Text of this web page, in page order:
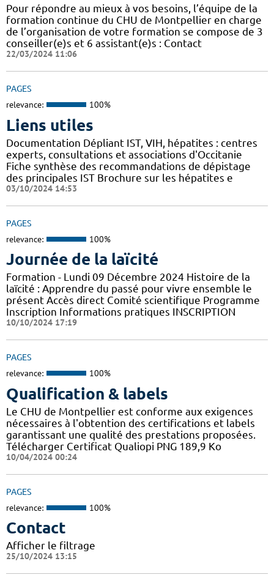
Pour répondre au mieux à vos besoins, l’équipe de la
formation continue du CHU de Montpellier en charge
de l’organisation de votre formation se compose de 3
conseiller(e)s et 6 assistant(e)s : Contact
22/03/2024 11:06
PAGES
relevance: 100%
Liens utiles
Documentation Dépliant IST, VIH, hépatites : centres
experts, consultations et associations d'Occitanie
Fiche synthèse des recommandations de dépistage
des principales IST Brochure sur les hépatites e
03/10/2024 14:53
PAGES
relevance: 100%
Journée de la laïcité
Formation - Lundi 09 Décembre 2024 Histoire de la
laïcité : Apprendre du passé pour vivre ensemble le
présent Accès direct Comité scientifique Programme
Inscription Informations pratiques ​INSCRIPTION
10/10/2024 17:19
PAGES
relevance: 100%
Qualification & labels
Le CHU de Montpellier est conforme aux exigences
nécessaires à l'obtention des certifications et labels
garantissant une qualité des prestations proposées.
Télécharger Certificat Qualiopi PNG 189,9 Ko
10/04/2024 00:24
PAGES
relevance: 100%
Contact
Afficher le filtrage
25/10/2024 13:15